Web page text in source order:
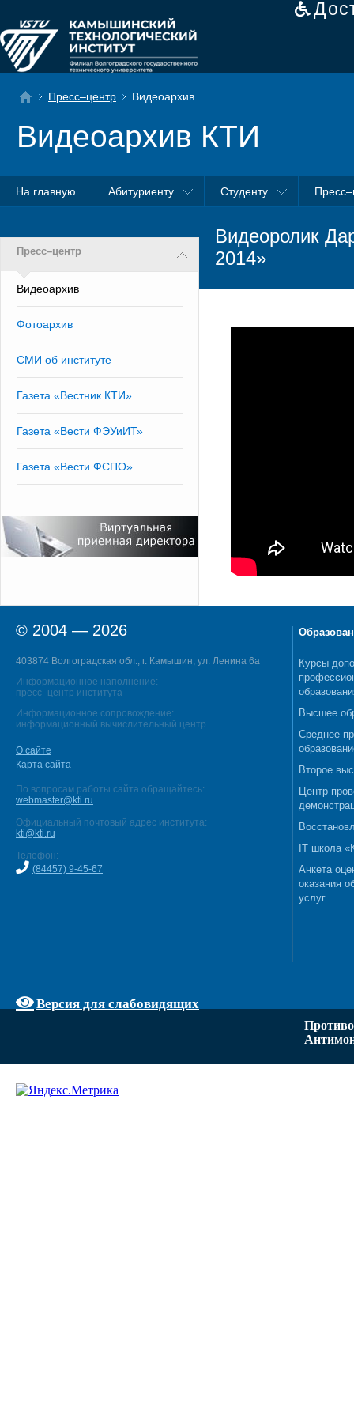
Пресс–центр Видеоархив
Видеоархив КТИ
На главную Абитуриенту Студенту
Пресс–центр
Видеоархив
Фотоархив
СМИ об институте
Газета «Вестник КТИ»
Газета «Вести ФЭУиИТ»
Газета «Вести ФСПО»
Видеоролик
2014»
© 2004 — 2026
403874 Волгоградская обл., г. Камышин, ул. Ленина 6а
Информационное наполнение:
пресс–центр института
Информационное сопровождение:
информационный вычислительный центр
О сайте
Карта сайта
По вопросам работы сайта обращайтесь:
webmaster@kti.ru
Официальный почтовый адрес института:
kti@kti.ru
Телефон:
(84457) 9-45-67
Версия для слабовидящих
Курсы
Высшее
Среднее
Второе
Центр
IT школа
Анкета
оказания
услуг